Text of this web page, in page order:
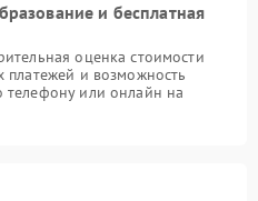
и бесплатная
оценка стоимости
платежей и возможность
телефону или онлайн на